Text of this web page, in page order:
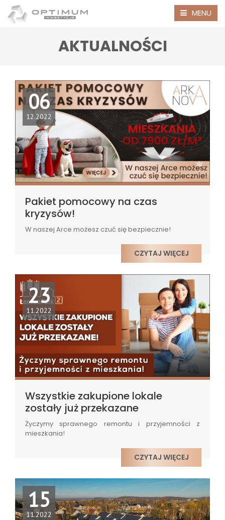
MENU
AKTUALNOŚCI
06
12.2022
Pakiet pomocowy na czas
kryzysów!
W naszej Arce możesz czuć się bezpiecznie!
CZYTAJ WIĘCEJ
23
11.2022
Wszystkie zakupione lokale
zostały już przekazane
Życzymy sprawnego remontu i przyjemności z
mieszkania!
CZYTAJ WIĘCEJ
15
11.2022